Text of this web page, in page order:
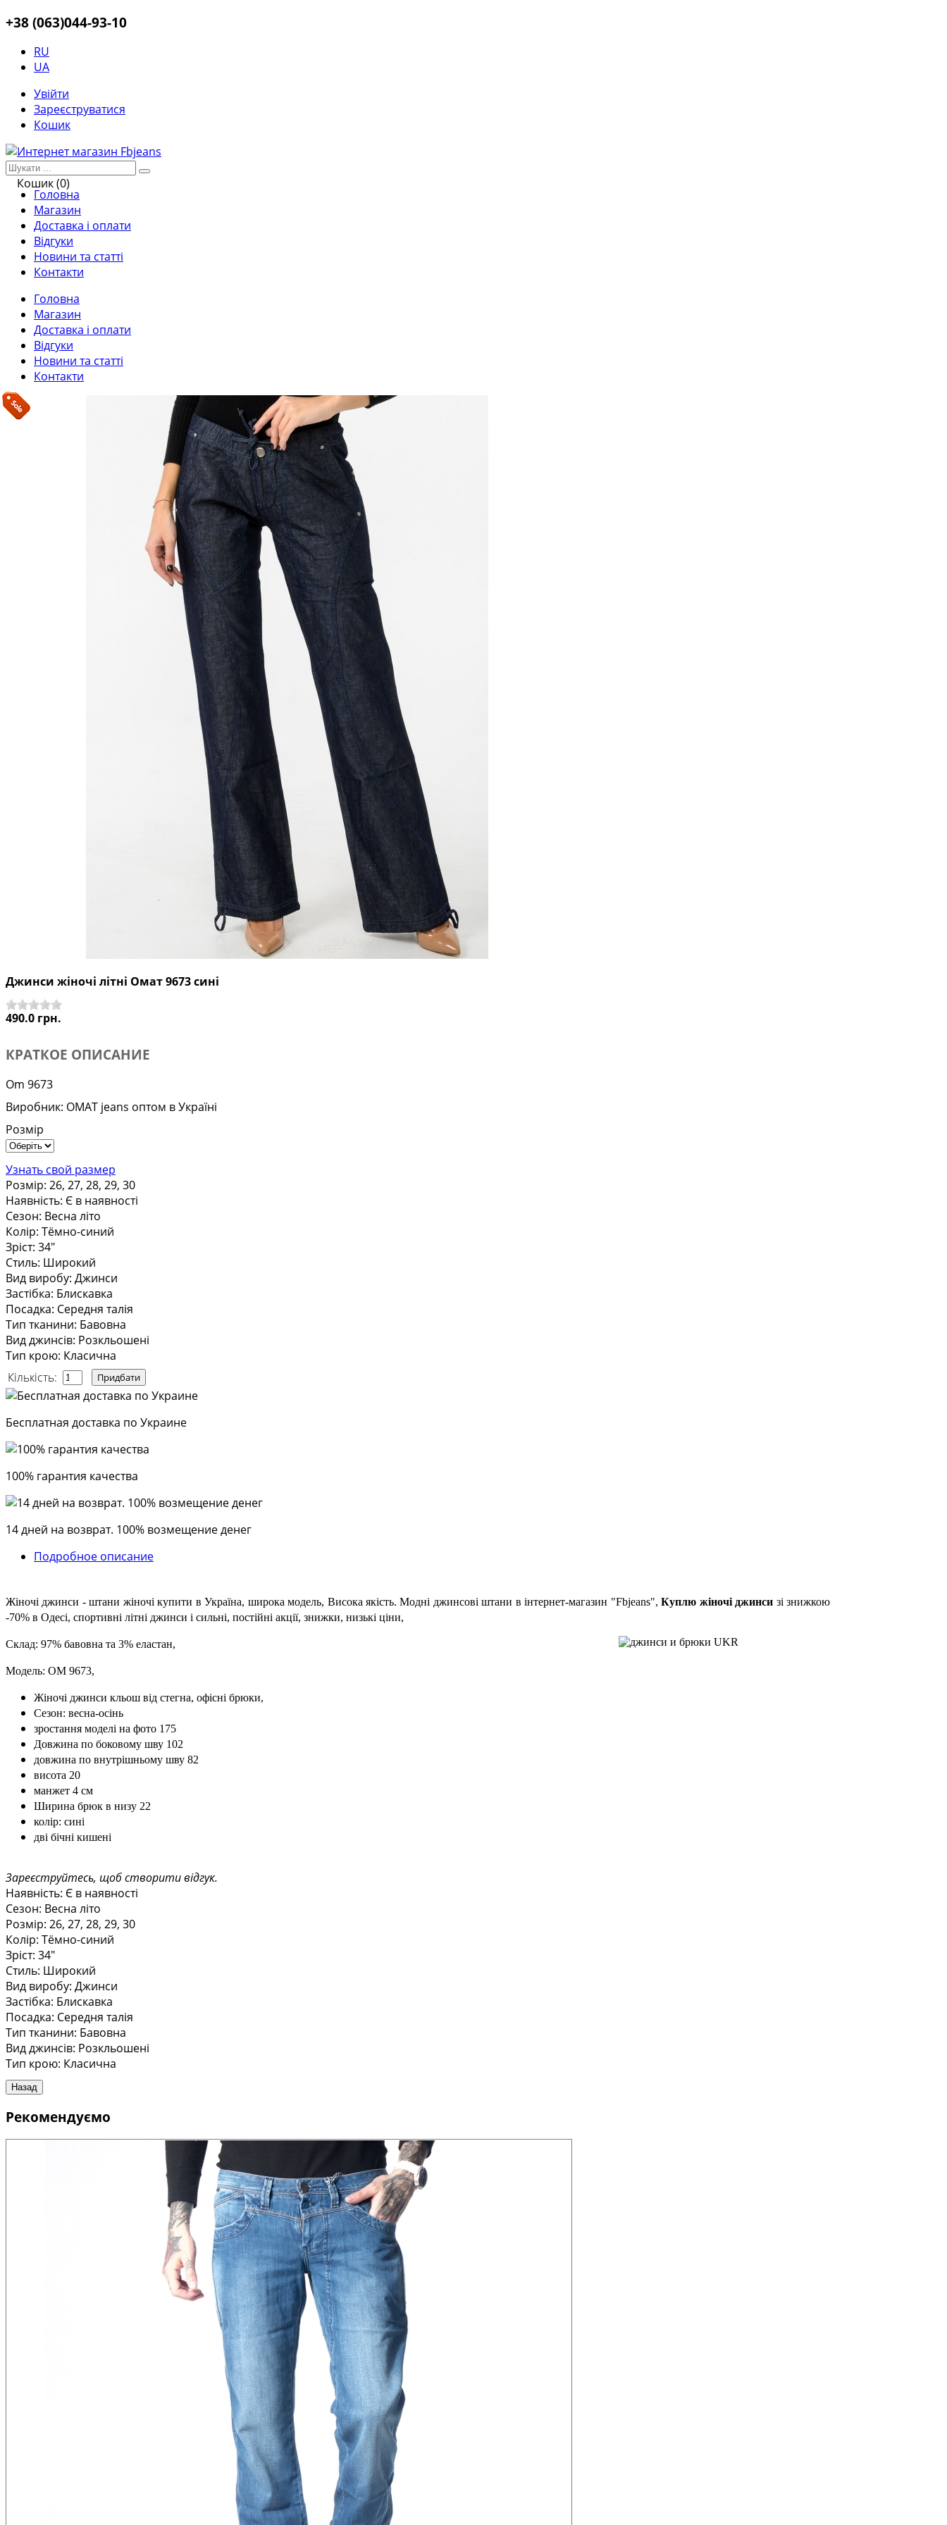
+38 (063)044-93-10
RU
UA
Увійти
Зареєструватися
Кошик
Кошик (0)
Головна
Магазин
Доставка і оплати
Відгуки
Новини та статті
Контакти
Головна
Магазин
Доставка і оплати
Відгуки
Новини та статті
Контакти
Джинси жіночі літні Омат 9673 сині
490.0 грн.
КРАТКОЕ ОПИСАНИЕ
Om 9673
Виробник: OMAT jeans оптом в Україні
Розмір
Узнать свой размер
Розмір: 26, 27, 28, 29, 30
Наявність: Є в наявності
Сезон: Весна літо
Колір: Тёмно-синий
Зріст: 34"
Стиль: Широкий
Вид виробу: Джинси
Застібка: Блискавка
Посадка: Середня талія
Тип тканини: Бавовна
Вид джинсів: Розкльошені
Тип крою: Класична
Кількість:
Бесплатная доставка по Украине
100% гарантия качества
14 дней на возврат. 100% возмещение денег
Подробное описание
Жіночі джинси - штани жіночі купити в Україна, широка модель, Висока якість. Модні джинсові штани в інтернет-магазин "Fbjeans",Куплю жіночі джинси зі знижкою
-70% в Одесі, спортивні літні джинси і сильні, постійні акції, знижки, низькі ціни,
Склад: 97% бавовна та 3% еластан,
Модель: OM 9673,
Жіночі джинси кльош від стегна, офісні брюки,
Сезон: весна-осінь
зростання моделі на фото 175
Довжина по боковому шву 102
довжина по внутрішньому шву 82
висота 20
манжет 4 см
Ширина брюк в низу 22
колір: сині
дві бічні кишені
Зареєструйтесь, щоб створити відгук.
Наявність: Є в наявності
Сезон: Весна літо
Розмір: 26, 27, 28, 29, 30
Колір: Тёмно-синий
Зріст: 34"
Стиль: Широкий
Вид виробу: Джинси
Застібка: Блискавка
Посадка: Середня талія
Тип тканини: Бавовна
Вид джинсів: Розкльошені
Тип крою: Класична
Рекомендуємо